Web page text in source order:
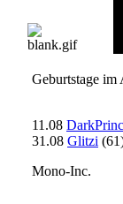
Geburtstage im
11.08
31.08 Glitzi
Mono-Inc.